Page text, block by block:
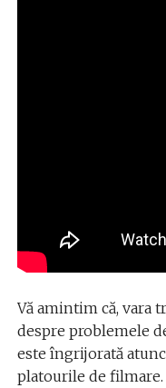
Vă amintim că, vara
despre problemele
este îngrijorată
platourile de filmare.